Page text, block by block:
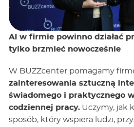
AI w firmie powinno działać
tylko brzmieć nowocześnie
W BUZZcenter pomagamy
zainteresowania sztuczną
świadomego i praktycznego
codziennej pracy.Uczymy, jak
sposób, który wspiera ludzi,